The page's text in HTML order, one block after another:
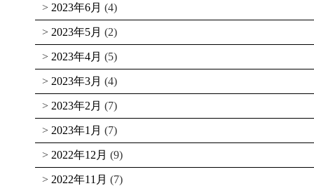
2023年6月 (4)
2023年5月 (2)
2023年4月 (5)
2023年3月 (4)
2023年2月 (7)
2023年1月 (7)
2022年12月 (9)
2022年11月 (7)